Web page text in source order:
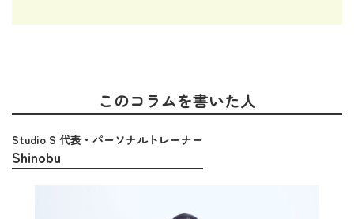
このコラムを書いた人
Studio S 代表・パーソナルトレーナー
Shinobu